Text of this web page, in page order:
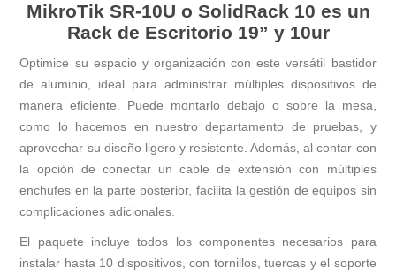
MikroTik SR-10U o SolidRack 10 es un
Rack de Escritorio 19” y 10ur
Optimice su espacio y organización con este versátil bastidor
de aluminio, ideal para administrar múltiples dispositivos de
manera eficiente. Puede montarlo debajo o sobre la mesa,
como lo hacemos en nuestro departamento de pruebas, y
aprovechar su diseño ligero y resistente. Además, al contar con
la opción de conectar un cable de extensión con múltiples
enchufes en la parte posterior, facilita la gestión de equipos sin
complicaciones adicionales.
El paquete incluye todos los componentes necesarios para
instalar hasta 10 dispositivos, con tornillos, tuercas y el soporte